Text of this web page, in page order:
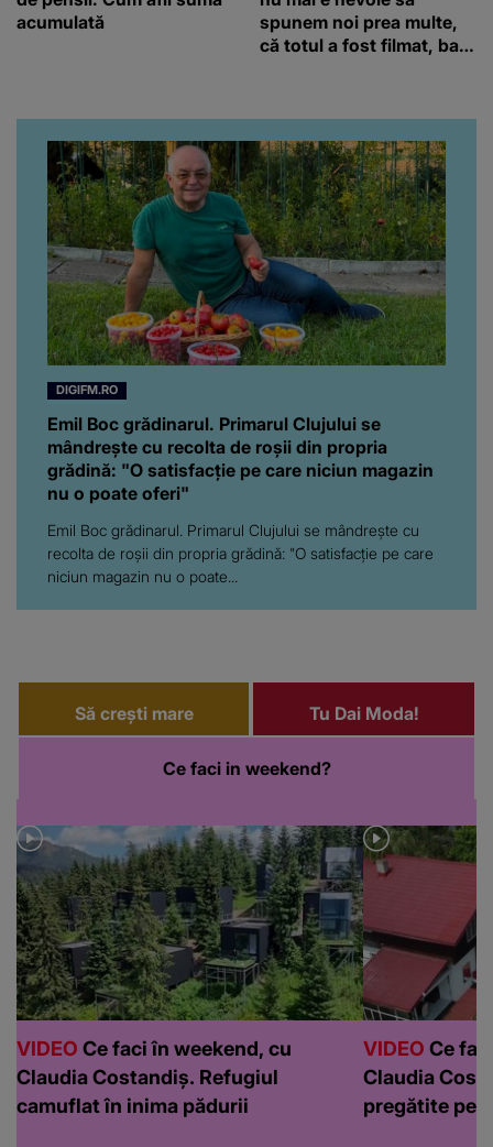
acumulată
spunem noi prea multe,
că totul a fost filmat, ba
da, frumoasa iubită a lui
Florin Ristei e...
DIGIFM.RO
Emil Boc grădinarul. Primarul Clujului se
mândrește cu recolta de roșii din propria
grădină: "O satisfacție pe care niciun magazin
nu o poate oferi"
Emil Boc grădinarul. Primarul Clujului se mândrește cu
recolta de roșii din propria grădină: "O satisfacție pe care
niciun magazin nu o poate...
Să crești mare Tu Dai Moda!
Ce faci in weekend?
VIDEO Ce faci în weekend, cu
Claudia Costandiș. Refugiul
camuflat în inima pădurii
VIDEO Ce
Claudia
pregătite